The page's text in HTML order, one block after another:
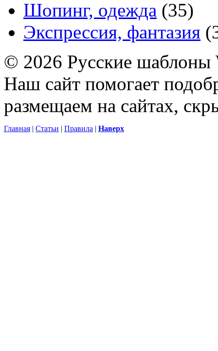
Шопинг, одежда (35)
Экспрессия, фантазия
© 2026 Русские шаблоны
Наш сайт помогает
размещаем на сайтах,
Главная | Статьи | Правила | Наверх